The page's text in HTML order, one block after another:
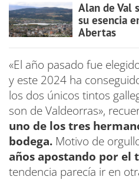
Alan de Val
su esencia
Abertas
«El año pasado fue
y este 2024 ha
los dos únicos tintos
son de Valdeorras»,
uno de los tres
bodega. Motivo de
años apostando por el
tendencia parecía ir en